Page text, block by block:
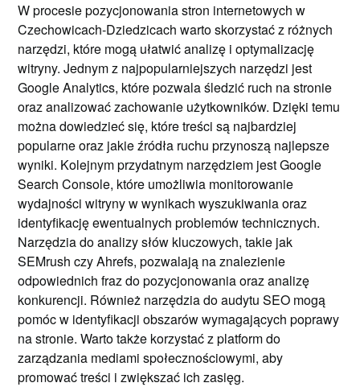
W procesie pozycjonowania stron internetowych w
Czechowicach-Dziedzicach warto skorzystać z różnych
narzędzi, które mogą ułatwić analizę i optymalizację
witryny. Jednym z najpopularniejszych narzędzi jest
Google Analytics, które pozwala śledzić ruch na stronie
oraz analizować zachowanie użytkowników. Dzięki temu
można dowiedzieć się, które treści są najbardziej
popularne oraz jakie źródła ruchu przynoszą najlepsze
wyniki. Kolejnym przydatnym narzędziem jest Google
Search Console, które umożliwia monitorowanie
wydajności witryny w wynikach wyszukiwania oraz
identyfikację ewentualnych problemów technicznych.
Narzędzia do analizy słów kluczowych, takie jak
SEMrush czy Ahrefs, pozwalają na znalezienie
odpowiednich fraz do pozycjonowania oraz analizę
konkurencji. Również narzędzia do audytu SEO mogą
pomóc w identyfikacji obszarów wymagających poprawy
na stronie. Warto także korzystać z platform do
zarządzania mediami społecznościowymi, aby
promować treści i zwiększać ich zasięg.